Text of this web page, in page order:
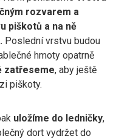
rozvarem a
piškotů a na ně
Poslední vrstvu budou
hmoty opatrně
zatřeseme, aby ještě
piškoty.
uložíme do ledničky,
dort vydržet do